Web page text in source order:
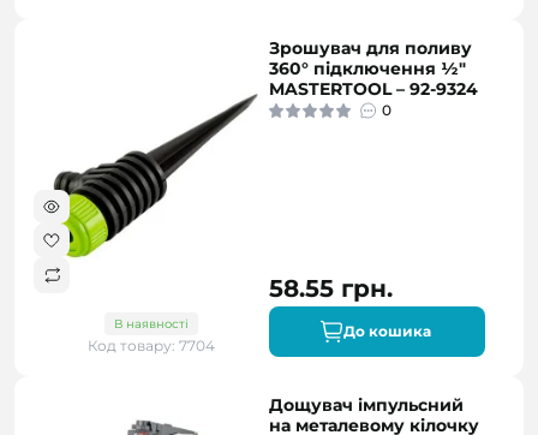
В наявності
Код товару: 7704
Зрошувач для поливу
360° підключення ½"
MASTERTOOL – 92-9324
0
58.55 грн.
До кошика
Дощувач імпульсний
на металевому кілочку